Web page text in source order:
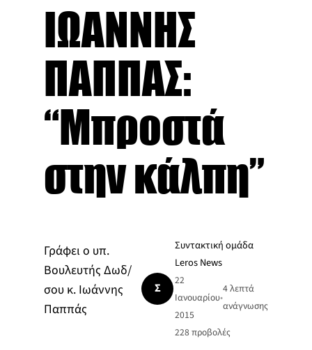
ΙΩΑΝΝΗΣ
ΠΑΠΠΑΣ:
“Μπροστά
στην κάλπη”
Γράφει ο υπ.
Βουλευτής Δωδ/
σου κ. Ιωάννης
Παππάς
Σ
Συντακτική ομάδα
Leros News
22
Ιανουαρίου
2015
•
4 λεπτά
ανάγνωσης
228 προβολές